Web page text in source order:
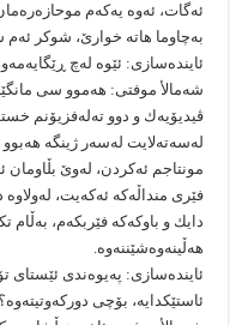
ئه‌گات، ئه‌وه‌ یه‌كه‌م
به‌چاوما هاته‌ خوارێ، شوكر ئه‌م
ئاینده‌سازى: ئێوه‌ له‌چ
شه‌مالأ موفتى: هه‌موو سی
ڤیدیۆیه‌ك و دوو ته‌له‌فزیۆنم
له‌سه‌ته‌لایت له‌سه‌ر ژینگه‌ هه‌بوو
مونتاجم ئه‌كردن، له‌وێ بڵاومان
فێرى منداڵه‌كه‌ ئه‌كه‌یت، له‌ولاوه‌
دایك و باوكه‌كه‌ فێربكه‌م، به‌ڵام
هه‌ڵینه‌وه‌شێننه‌وه‌.
ئاینده‌سازى: په‌یوه‌ندى ئێستاى
ئاستێكدایه‌، بۆچى دوركه‌وتیته‌وه‌؟